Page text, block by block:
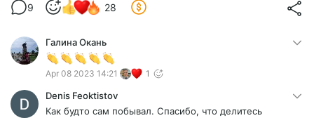
9 28
Галина Окань
Apr 08 2023 14:21 1
Denis Feoktistov
Как будто сам побывал. Спасибо, что делитесь